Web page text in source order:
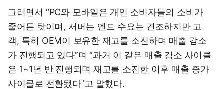
그러면서 “PC와 모바일은 개인 소비자들의 소비가
줄어든 탓이며, 서버는 엔드 수요는 견조하지만 고
객, 특히 OEM이 보유한 재고를 소진하며 매출 감소
가 진행되고 있다”며 “과거 이 같은 매출 감소 사이클
은 1~1년 반 진행되며 재고를 소진한 이후 매출 증가
사이클로 전환됐다”고 말했다.